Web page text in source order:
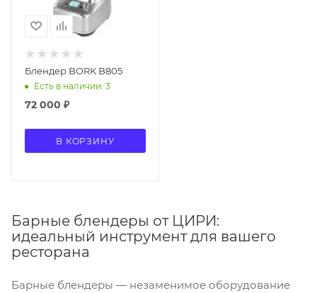
Блендер BORK B805
Есть в наличии: 3
72 000 ₽
В КОРЗИНУ
Барные блендеры от ЦИРИ:
идеальный инструмент для вашего
ресторана
Барные блендеры — незаменимое оборудование